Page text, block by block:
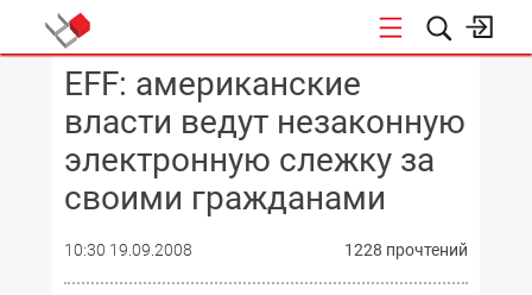
КОНФЕРЕНЦИИ
EFF: американские
власти ведут незаконную
электронную слежку за
своими гражданами
10:30 19.09.2008 1228 прочтений